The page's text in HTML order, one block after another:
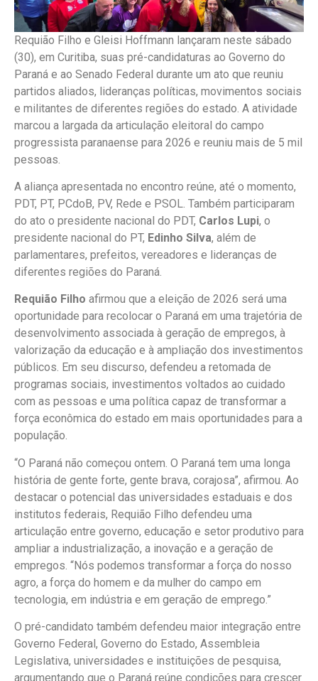
Requião Filho e Gleisi Hoffmann lançaram neste sábado
(30), em Curitiba, suas pré-candidaturas ao Governo do
Paraná e ao Senado Federal durante um ato que reuniu
partidos aliados, lideranças políticas, movimentos sociais
e militantes de diferentes regiões do estado. A atividade
marcou a largada da articulação eleitoral do campo
progressista paranaense para 2026 e reuniu mais de 5 mil
pessoas.
A aliança apresentada no encontro reúne, até o momento,
PDT, PT, PCdoB, PV, Rede e PSOL. Também participaram
do ato o presidente nacional do PDT, Carlos Lupi, o
presidente nacional do PT, Edinho Silva, além de
parlamentares, prefeitos, vereadores e lideranças de
diferentes regiões do Paraná.
Requião Filho afirmou que a eleição de 2026 será uma
oportunidade para recolocar o Paraná em uma trajetória de
desenvolvimento associada à geração de empregos, à
valorização da educação e à ampliação dos investimentos
públicos. Em seu discurso, defendeu a retomada de
programas sociais, investimentos voltados ao cuidado
com as pessoas e uma política capaz de transformar a
força econômica do estado em mais oportunidades para a
população.
“O Paraná não começou ontem. O Paraná tem uma longa
história de gente forte, gente brava, corajosa”, afirmou. Ao
destacar o potencial das universidades estaduais e dos
institutos federais, Requião Filho defendeu uma
articulação entre governo, educação e setor produtivo para
ampliar a industrialização, a inovação e a geração de
empregos. “Nós podemos transformar a força do nosso
agro, a força do homem e da mulher do campo em
tecnologia, em indústria e em geração de emprego.”
O pré-candidato também defendeu maior integração entre
Governo Federal, Governo do Estado, Assembleia
Legislativa, universidades e instituições de pesquisa,
argumentando que o Paraná reúne condições para crescer